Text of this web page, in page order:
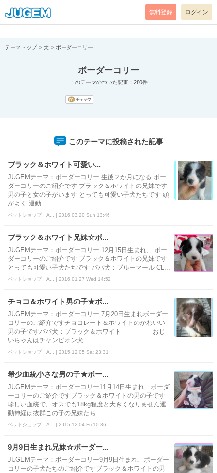
[pear_error: message="Success" code=0 mode=return level=notice
prefix="" info=""]
無料登録 ログイン
テーマトップ 犬 ボーダーコリー
ボーダーコリー
このテーマのついた記事：280件
このテーマに投稿された記事
ブラック＆ホワイト可愛い...
JUGEMテーマ：ボーダーコリー 生後２か月になる ボー
ダーコリーのご紹介です ブラック＆ホワイトの兄妹です
男の子と女の子がいます とっても可愛い子犬たちです 頭
がよく 運動...
ペットショップ A... | 2016.03.20 Sun 13:46
ブラック＆ホワイト兄妹☆ボ...
JUGEMテーマ：ボーダーコリー 12月15日生まれ、 ボー
ダーコリーのご紹介です ブラック＆ホワイトの兄妹です
とっても可愛い子犬たちです パパ犬：ブルーマール CL...
ペットショップ A... | 2016.01.27 Wed 14:52
チョコ＆ホワイト男の子★ボ...
JUGEMテーマ：ボーダーコリー 7月20日生まれボーダー
コリーのご紹介ですチョコレート＆ホワイトのかわいい
男の子ですパパ犬：ブラック＆ホワイト おじ
いちゃんはチャンピオン犬...
ペットショップ A... | 2015.12.05 Sat 23:31
希少血統小さな男の子★ボー...
JUGEMテーマ：ボーダーコリー11月14日生まれ、ボーダ
ーコリーのご紹介ですブラック＆ホワイトの男の子です
珍しい血統で、オスでも18kg程度と大きくなりません運
動神経は抜群この子の兄妹たち...
ペットショップ A... | 2015.12.04 Fri 10:36
9月9日生まれ兄妹☆ボーダー...
JUGEMテーマ：ボーダーコリー9月9日生まれ、ボーダー
コリーの子犬たちのご紹介ですブラック＆ホワイトの男